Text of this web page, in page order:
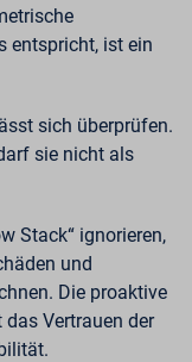
entspricht, ist ein
sich überprüfen.
sie nicht als
Stack“ ignorieren,
und
Die proaktive
Vertrauen der